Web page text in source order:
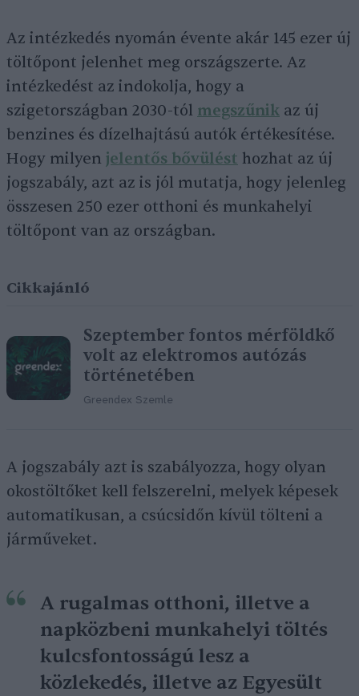
Az intézkedés nyomán évente akár 145 ezer új
töltőpont jelenhet meg országszerte. Az
intézkedést az indokolja, hogy a
szigetországban 2030-tól megszűnik az új
benzines és dízelhajtású autók értékesítése.
Hogy milyen jelentős bővülést hozhat az új
jogszabály, azt az is jól mutatja, hogy jelenleg
összesen 250 ezer otthoni és munkahelyi
töltőpont van az országban.
Cikkajánló
Szeptember fontos mérföldkő
volt az elektromos autózás
történetében
Greendex Szemle
A jogszabály azt is szabályozza, hogy olyan
okostöltőket kell felszerelni, melyek képesek
automatikusan, a csúcsidőn kívül tölteni a
járműveket.
A rugalmas otthoni, illetve a
napközbeni munkahelyi töltés
kulcsfontosságú lesz a
közlekedés, illetve az Egyesült